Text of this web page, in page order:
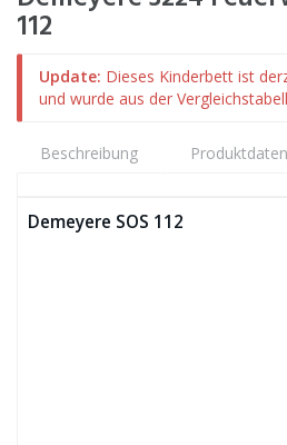
112
Update: Dieses Kinderbett ist
und wurde aus der
Beschreibung Produktdaten
Demeyere SOS 112